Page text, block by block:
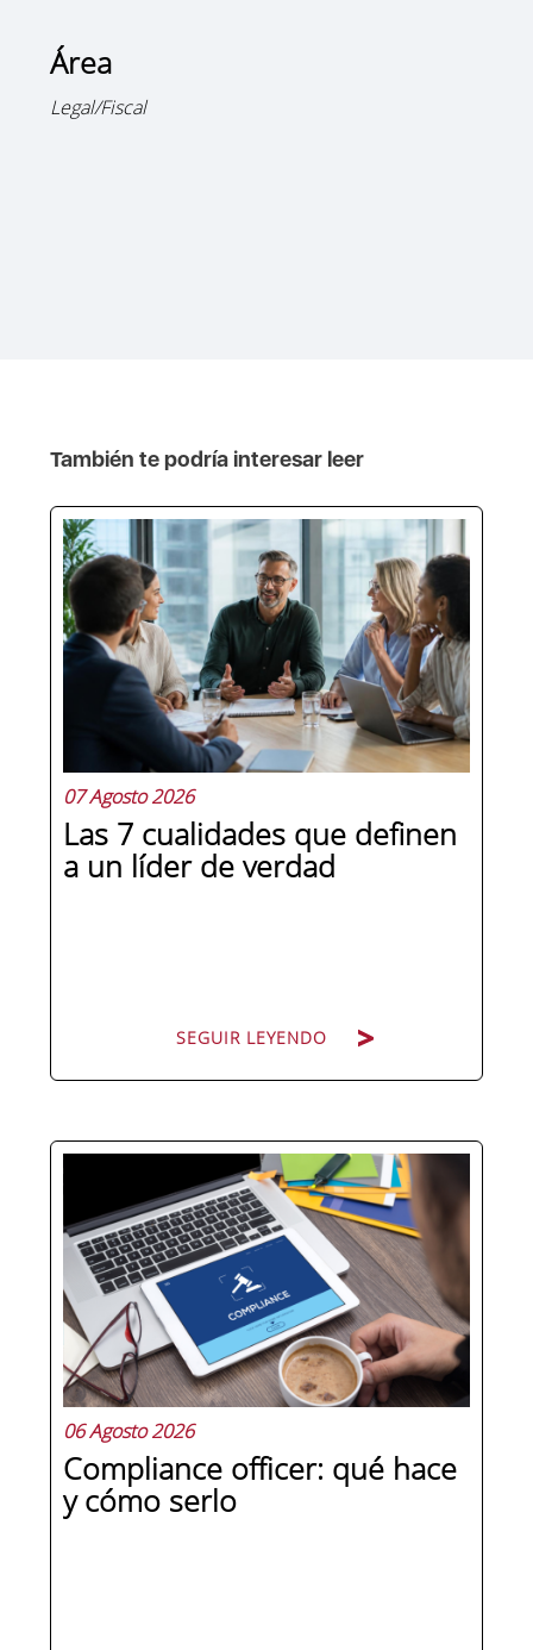
Área
Legal/Fiscal
También te podría interesar leer
07 Agosto 2026
Las 7 cualidades que definen
a un líder de verdad
SEGUIR LEYENDO
Hay personas que ocupan puestos de
dirección y hay personas que lideran.
La diferencia no está en el cargo ni en
la antigüedad, sino en un conjunto de
competencias que se pueden
aprender, practicar y medir. Si te
preguntas qué separa a un directivo...
06 Agosto 2026
Compliance officer: qué hace
y cómo serlo